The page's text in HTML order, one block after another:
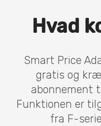
Hvad
Smart Price
gratis og
abonnement
Funktionen er
fra F-